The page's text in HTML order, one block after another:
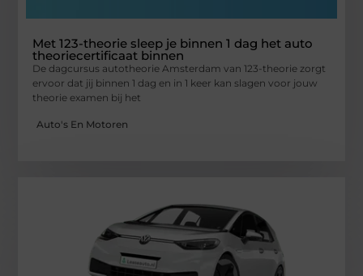
Met 123-theorie sleep je binnen 1 dag het auto
theoriecertificaat binnen
De dagcursus autotheorie Amsterdam van 123-theorie zorgt
ervoor dat jij binnen 1 dag en in 1 keer kan slagen voor jouw
theorie examen bij het
Auto's En Motoren